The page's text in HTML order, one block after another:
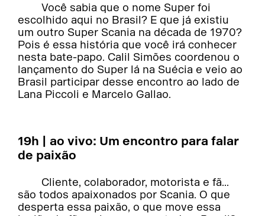
Você sabia que o nome Super foi
escolhido aqui no Brasil? E que já existiu
um outro Super Scania na década de 1970?
Pois é essa história que você irá conhecer
nesta bate-papo. Calil Simões coordenou o
lançamento do Super lá na Suécia e veio ao
Brasil participar desse encontro ao lado de
Lana Piccoli e Marcelo Gallao.
19h | ao vivo: Um encontro para falar
de paixão
Cliente, colaborador, motorista e fã...
são todos apaixonados por Scania. O que
desperta essa paixão, o que move essa